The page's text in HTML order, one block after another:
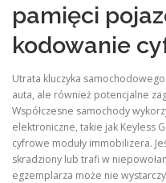
pamięci
kodowanie
Utrata kluczyka
auta, ale również potencjalne
Współczesne samochody
elektroniczne, takie jak Keyless
cyfrowe moduły immobilizera.
skradziony lub trafi w
egzemplarza może nie